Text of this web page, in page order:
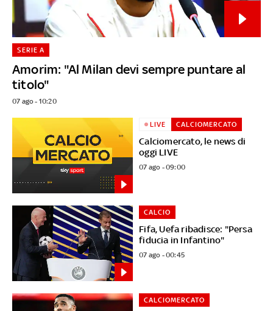
Amorim: "Al Milan devi sempre puntare al
titolo"
SERIE A
07 ago - 10:20
Calciomercato, le news di
oggi LIVE
LIVE CALCIOMERCATO
07 ago - 09:00
Fifa, Uefa ribadisce: "Persa
fiducia in Infantino"
CALCIO
07 ago - 00:45
CALCIOMERCATO